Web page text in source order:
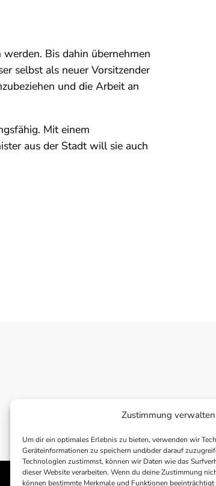
Zustimmung verwalten
Um dir ein optimales Erlebnis zu bieten, verwenden wir
Geräteinformationen zu speichern und/oder darauf
Technologien zustimmst, können wir Daten wie das
dieser Website verarbeiten. Wenn du deine Zustimmung
können bestimmte Merkmale und Funktionen beeinträchtigt
Bis dahin übernehmen
selbst als neuer Vorsitzender
und die Arbeit an
Mit einem
aus der Stadt will sie auch